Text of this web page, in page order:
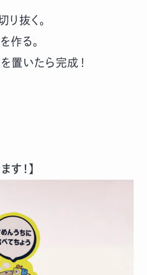
抜く。
作る。
置いたら完成！
す！】